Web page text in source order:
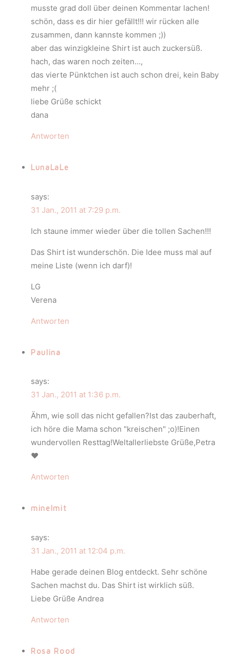
musste grad doll über deinen Kommentar lachen!
schön, dass es dir hier gefällt!!! wir rücken alle
zusammen, dann kannste kommen ;))
aber das winzigkleine Shirt ist auch zuckersüß.
hach, das waren noch zeiten…,
das vierte Pünktchen ist auch schon drei, kein Baby
mehr ;(
liebe Grüße schickt
dana
Antworten
LunaLaLe
says:
31 Jan., 2011 at 7:29 p.m.
Ich staune immer wieder über die tollen Sachen!!!
Das Shirt ist wunderschön. Die Idee muss mal auf
meine Liste (wenn ich darf)!
LG
Verena
Antworten
Paulina
says:
31 Jan., 2011 at 1:36 p.m.
Ähm, wie soll das nicht gefallen?Ist das zauberhaft,
ich höre die Mama schon "kreischen" ;o)!Einen
wundervollen Resttag!Weltallerliebste Grüße,Petra
♥
Antworten
minelmit
says:
31 Jan., 2011 at 12:04 p.m.
Habe gerade deinen Blog entdeckt. Sehr schöne
Sachen machst du. Das Shirt ist wirklich süß.
Liebe Grüße Andrea
Antworten
Rosa Rood